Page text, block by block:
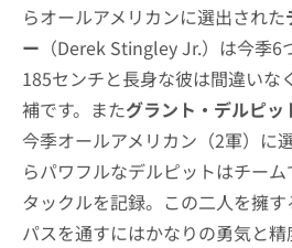
らオールアメリカンに選出された
ー （Derek Stingley Jr.）は今季6
185センチと長身な彼は間違いな
補です。またグラント・デルピッ
今季オールアメリカン（2軍）に
らパワフルなデルピットはチー
タックルを記録。この二人を擁
パスを通すにはかなりの勇気と